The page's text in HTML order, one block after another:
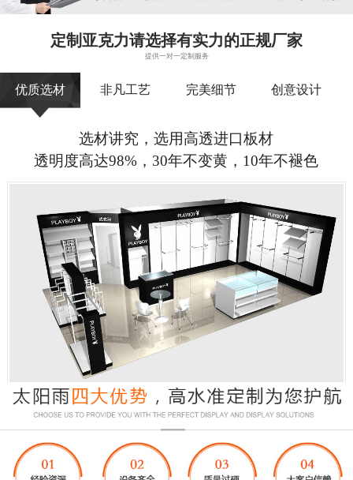
定制亚克力请选择有实力的正规厂家
提供一对一定制服务
优质选材 非凡工艺 完美细节 创意设计
选材讲究，选用高透进口板材
透明度高达98%，30年不变黄，10年不褪色